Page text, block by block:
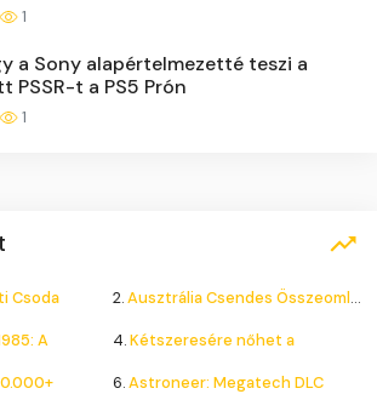
1
a Sony alapértelmezetté teszi a
t a PS5 Prón
1
Csoda 2.Ausztrália Csendes Összeomlása
A 4.Kétszeresére nőhet a
6.Astroneer: Megatech DLC